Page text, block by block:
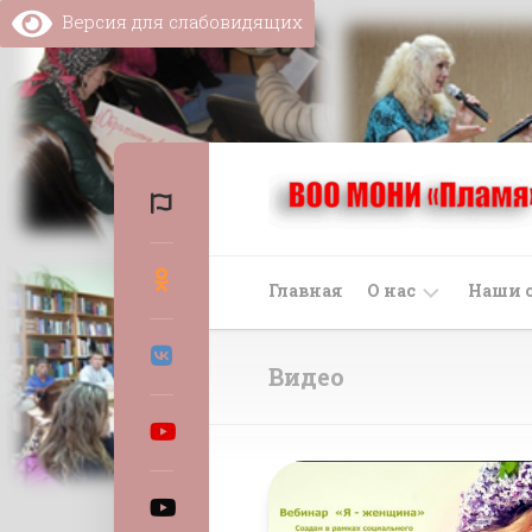
Версия для слабовидящих Перейти
к
содержанию
Главная О нас
Политика
Наши
Видео